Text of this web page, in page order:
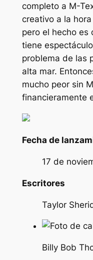
completo a M-
creativo a la
pero el hecho es
tiene
problema de las
alta mar.
mucho peor sin
financieramente
Fecha de
17 de
Escritores
Taylor
Billy Bob